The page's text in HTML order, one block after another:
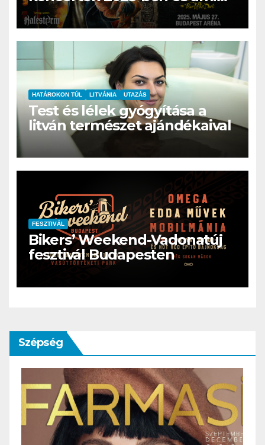
még maradt a 2024-es évből
HATÁROKON TÚL LITVÁNIA UTAZÁS
Test és lélek gyógyítása a
litván természet ajándékaival
FESZTIVÁL
Bikers’ Weekend-Vadonatúj
fesztivál Budapesten
Szépség